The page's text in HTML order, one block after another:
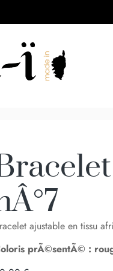
ajustable en tissu
prÃ©sentÃ© :